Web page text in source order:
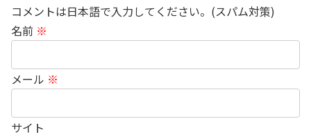
コメントは日本語で入力してください。(スパム対策)
名前 ※
メール ※
サイト